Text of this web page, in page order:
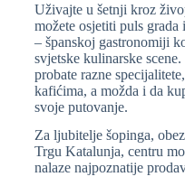
Uživajte u šetnji kroz
možete osjetiti puls
– španskoj gastronomiji
svjetske kulinarske
probate razne
kafićima, a možda i da
svoje putovanje.
Za ljubitelje šopinga,
Trgu Katalunja, centru
nalaze najpoznatije